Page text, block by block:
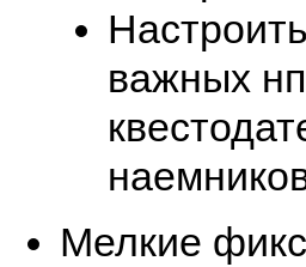
важных
Мелкие